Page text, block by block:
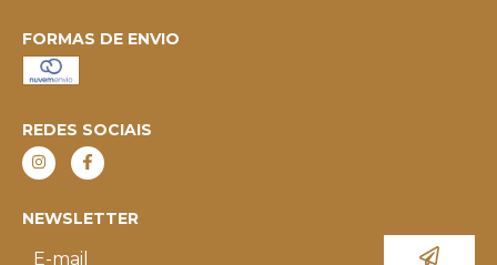
FORMAS DE ENVIO
REDES SOCIAIS
NEWSLETTER